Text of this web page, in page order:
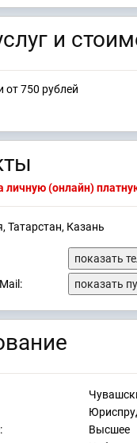
и
от 750 рублей
личную (онлайн)
Татарстан, Казань
показать
показать
Высшее